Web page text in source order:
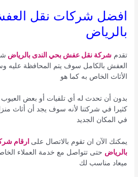
افضل شركات نقل
بالرياض
تقدمشركة نقل عفش بحي الندى بالرياض
العفش بالكامل سوف يتم المحافظة عليه
الأثاث الخاص به كما هو
بدون أن تحدث له أي تلفيات أو بعض
كثيرا في شركتنا لأنه سوف يجد أن أثاث
في المكان الجديد
يمكنك الآن ان تقوم بالاتصال على ارقام
بالرياض حتى تتواصل مع خدمة العملاء
ميعاد مناسب لك